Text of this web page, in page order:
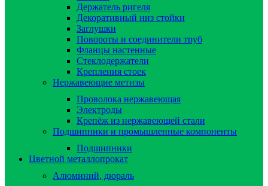
Держатель ригеля
Декоративный низ стойки
Заглушки
Повороты и соединители труб
Фланцы настенные
Стеклодержатели
Крепления стоек
Нержавеющие метизы
Проволока нержавеющая
Электроды
Крепёж из нержавеющей стали
Подшипники и промышленные компоненты
Подшипники
Цветной металлопрокат
Алюминий, дюраль